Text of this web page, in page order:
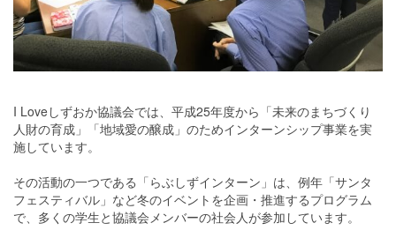
I Loveしずおか協議会では、平成25年度から「未来のまちづくり
人財の育成」「地域愛の醸成」のため インターンシップ事業を実
施しています。
その活動の一つである「らぶしずインターン」は、例年「サンタ
フェスティバル」など冬のイベントを 企画・推進するプログラム
で、多くの学生と協議会メンバーの社会人が参加しています。